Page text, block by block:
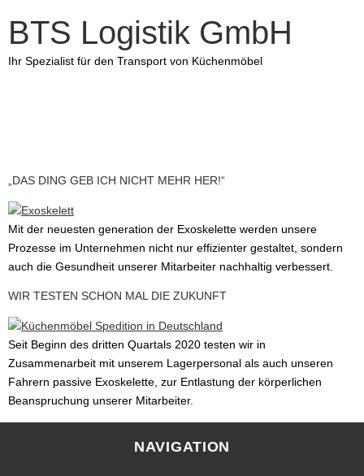
BTS Logistik GmbH
Ihr Spezialist für den Transport von Küchenmöbel
„DAS DING GEB ICH NICHT MEHR HER!“
Mit der neuesten generation der Exoskelette werden unsere
Prozesse im Unternehmen nicht nur effizienter gestaltet, sondern
auch die Gesundheit unserer Mitarbeiter nachhaltig verbessert.
WIR TESTEN SCHON MAL DIE ZUKUNFT
Seit Beginn des dritten Quartals 2020 testen wir in
Zusammenarbeit mit unserem Lagerpersonal als auch unseren
Fahrern passive Exoskelette, zur Entlastung der körperlichen
Beanspruchung unserer Mitarbeiter.
NAVIGATION